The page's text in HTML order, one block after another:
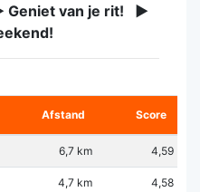
Geniet van je rit! ►
Afstand Score
6,7 km 4,59
4,7 km 4,58